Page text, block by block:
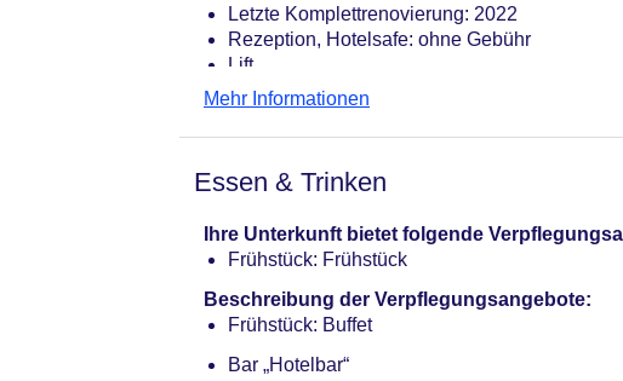
Letzte Komplettrenovierung: 2022
Rezeption, Hotelsafe: ohne Gebühr
Lift
Dachterrasse, Sonnenterrasse
Badetücher: ohne Gebühr
Zahlungsarten: TUI Card / VISA,
Parkmöglichkeiten: Parkplatz (nach
EUR
Etagen: 5, Zimmer: 118
Landeskategorie: 4 Sterne
Mehr Informationen
Essen & Trinken
Ihre Unterkunft bietet folgende
Frühstück: Frühstück
Beschreibung der Verpflegungsangebote:
Frühstück: Buffet
Bar „Hotelbar“